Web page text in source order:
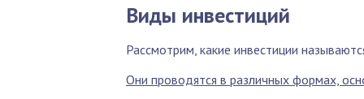
Виды инвестиций
Рассмотрим, какие инвестиции
Они проводятся в различных формах,